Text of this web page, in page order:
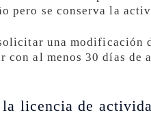
pero se conserva la
una
con al menos 30 días
la licencia de